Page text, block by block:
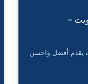
–
يقدم أفضل واحسن